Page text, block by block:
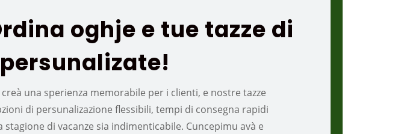
oghje e tue tazze di
una sperienza memorabile per i clienti, e nostre tazze
di persunalizazione flessibili, tempi di consegna rapidi
di vacanze sia indimenticabile. Cuncepimu avà e